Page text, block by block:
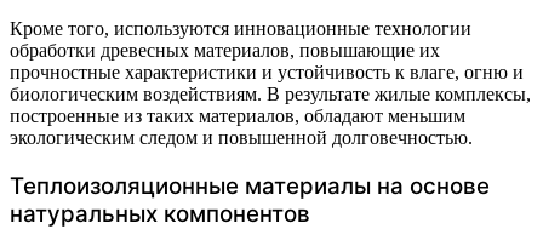
Кроме того, используются инновационные технологии
обработки древесных материалов, повышающие их
прочностные характеристики и устойчивость к влаге, огню и
биологическим воздействиям. В результате жилые комплексы,
построенные из таких материалов, обладают меньшим
экологическим следом и повышенной долговечностью.
Теплоизоляционные материалы на основе
натуральных компонентов